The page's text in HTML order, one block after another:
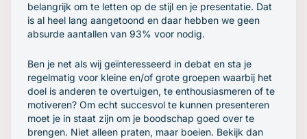
belangrijk om te letten op de stijl en je presentatie. Dat
is al heel lang aangetoond en daar hebben we geen
absurde aantallen van 93% voor nodig.
Ben je net als wij geïnteresseerd in debat en sta je
regelmatig voor kleine en/of grote groepen waarbij het
doel is anderen te overtuigen, te enthousiasmeren of te
motiveren? Om echt succesvol te kunnen presenteren
moet je in staat zijn om je boodschap goed over te
brengen. Niet alleen praten, maar boeien. Bekijk dan